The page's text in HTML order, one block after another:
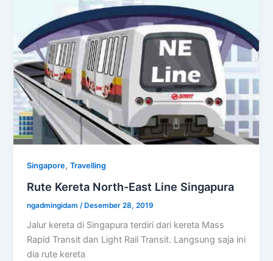
Singapore,Travelling
Rute Kereta North-East Line Singapura
ngadmingidam /Desember 28, 2019
Jalur kereta di Singapura terdiri dari kereta Mass
Rapid Transit dan Light Rail Transit. Langsung saja ini
dia rute kereta